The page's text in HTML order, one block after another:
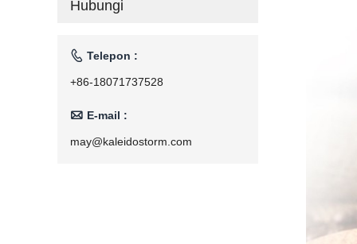
Hubungi
 Telepon :
+86-18071737528
 E-mail :
may@kaleidostorm.com